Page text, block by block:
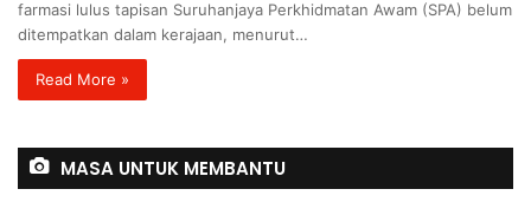
farmasi lulus tapisan Suruhanjaya Perkhidmatan Awam (SPA) belum
ditempatkan dalam kerajaan, menurut…
Read More »
MASA UNTUK MEMBANTU